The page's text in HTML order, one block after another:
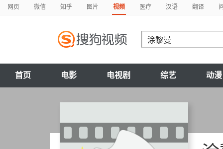
网页 微信 知乎 图片 视频 医疗 汉语 翻译
首页 电影 电视剧 综艺 动漫